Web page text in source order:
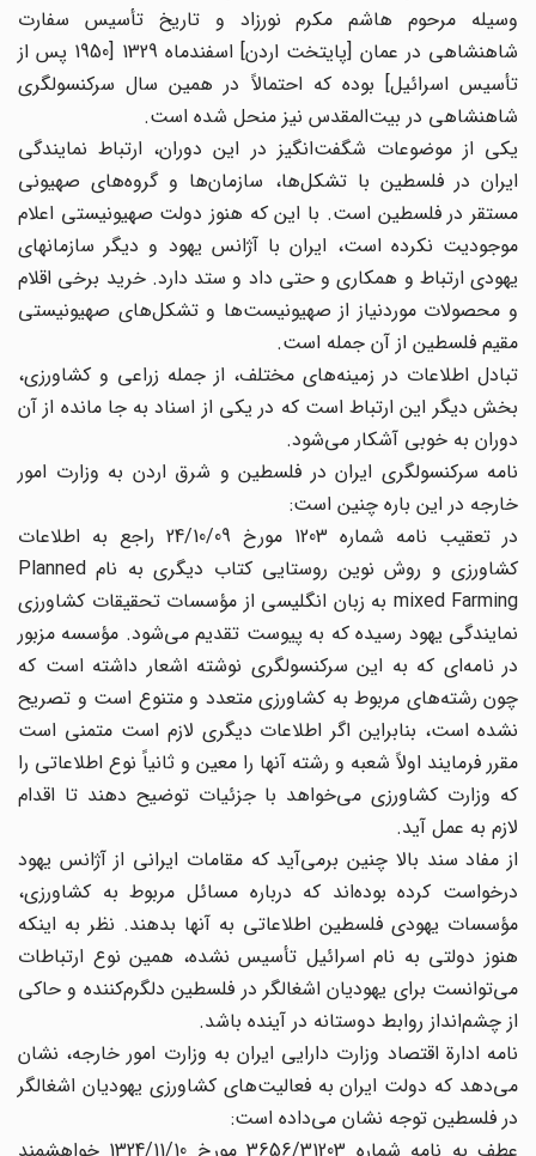
وسیله مرحوم هاشم مکرم نورزاد و تاریخ تأسیس سفارت
شاهنشاهی در عمان [پایتخت اردن] اسفندماه 1329 [1950 پس از
تأسیس اسرائیل] بوده که احتمالاً در همین سال سرکنسولگری
شاهنشاهی در بیت‌المقدس نیز منحل شده است.
یکی از موضوعات شگفت‌انگیز در این دوران، ارتباط نمایندگی
ایران در فلسطین با تشکل‌ها، سازمان‌ها و گروه‌های صهیونی
مستقر در فلسطین است. با این که هنوز دولت صهیونیستی اعلام
موجودیت نکرده است، ایران با آژانس یهود و دیگر سازمانهای
یهودی ارتباط و همکاری و حتی داد و ستد دارد. خرید برخی اقلام
و محصولات موردنیاز از صهیونیست‌ها و تشکل‌های صهیونیستی
مقیم فلسطین از آن جمله است.
تبادل اطلاعات در زمینه‌های مختلف، از جمله زراعی و کشاورزی،
بخش دیگر این ارتباط است که در یکی از اسناد به جا مانده از آن
دوران به خوبی آشکار می‌شود.
نامه سرکنسولگری ایران در فلسطین و شرق اردن به وزارت امور
خارجه در این باره چنین است:
در تعقیب نامه شماره 1203 مورخ 24/10/09 راجع به اطلاعات
کشاورزی و روش نوین روستایی کتاب دیگری به نام Planned
mixed Farming به زبان انگلیسی از مؤسسات تحقیقات کشاورزی
نمایندگی یهود رسیده که به پیوست تقدیم می‌شود. مؤسسه مزبور
در نامه‌ای که به این سرکنسولگری نوشته اشعار داشته است که
چون رشته‌های مربوط به کشاورزی متعدد و متنوع است و تصریح
نشده است، بنابراین اگر اطلاعات دیگری لازم است متمنی است
مقرر فرمایند اولاً شعبه و رشته آنها را معین و ثانیاً نوع اطلاعاتی را
که وزارت کشاورزی می‌خواهد با جزئیات توضیح دهند تا اقدام
لازم به عمل آید.
از مفاد سند بالا چنین برمی‌آید که مقامات ایرانی از آژانس یهود
درخواست کرده بوده‌اند که درباره مسائل مربوط به کشاورزی،
مؤسسات یهودی فلسطین اطلاعاتی به آنها بدهند. نظر به اینکه
هنوز دولتی به نام اسرائیل تأسیس نشده، همین نوع ارتباطات
می‌توانست برای یهودیان اشغالگر در فلسطین دلگرم‌کننده و حاکی
از چشم‌انداز روابط دوستانه در آینده باشد.
نامه ادارة اقتصاد وزارت دارایی ایران به وزارت امور خارجه، نشان
می‌دهد که دولت ایران به فعالیت‌های کشاورزی یهودیان اشغالگر
در فلسطین توجه نشان می‌داده است: